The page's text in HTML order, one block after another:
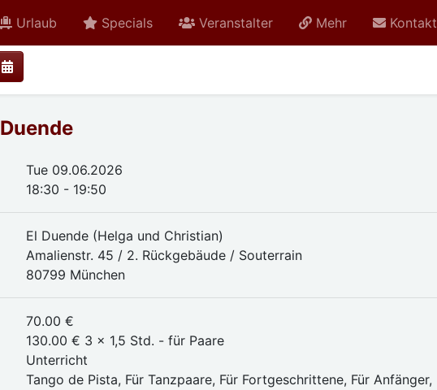
Urlaub Specials Veranstalter Mehr Kontakt
Tue 09.06.2026
18:30 - 19:50
El Duende (Helga und Christian)
Amalienstr. 45 / 2. Rückgebäude / Souterrain
80799 München
70.00 €
130.00 € 3 x 1,5 Std. - für Paare
Unterricht
Tango de Pista, Für Tanzpaare, Für Fortgeschrittene, Für Anfänger,